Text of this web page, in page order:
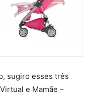
sugiro esses três
e Mamãe –